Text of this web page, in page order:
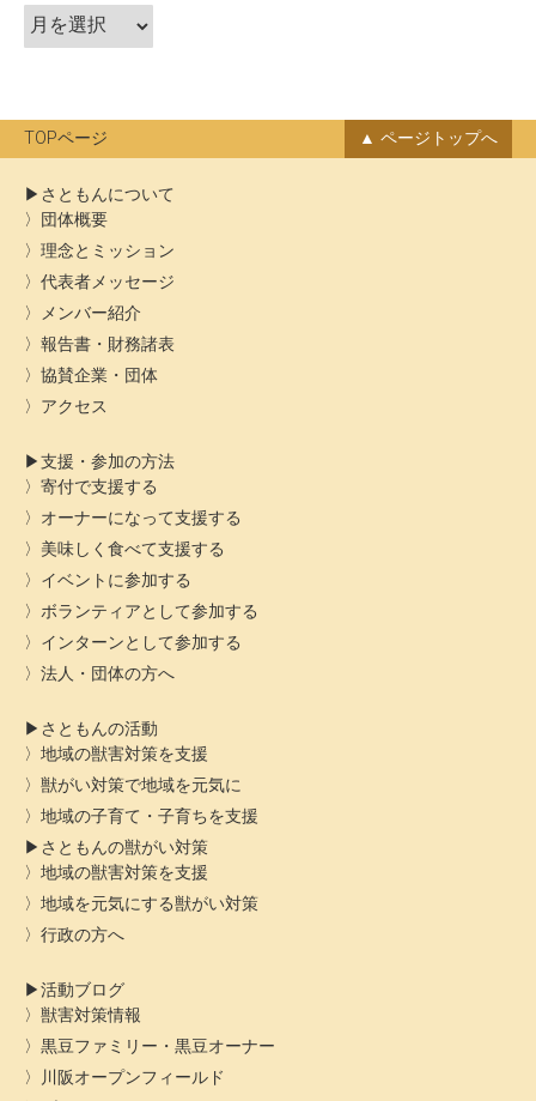
ン
ア
ー
ブ
TOPページ ページトップへ
さともんについて
団体概要
理念とミッション
代表者メッセージ
メンバー紹介
報告書・財務諸表
協賛企業・団体
アクセス
支援・参加の方法
寄付で支援する
オーナーになって支援する
美味しく食べて支援する
イベントに参加する
ボランティアとして参加する
インターンとして参加する
法人・団体の方へ
さともんの活動
地域の獣害対策を支援
獣がい対策で地域を元気に
地域の子育て・子育ちを支援
さともんの獣がい対策
地域の獣害対策を支援
地域を元気にする獣がい対策
行政の方へ
活動ブログ
獣害対策情報
黒豆ファミリー・黒豆オーナー
川阪オープンフィールド